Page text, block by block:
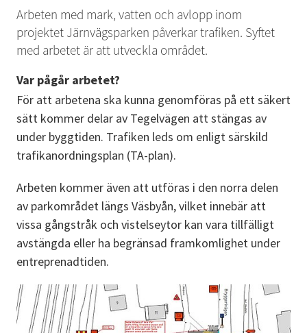
Arbeten med mark, vatten och avlopp inom
projektet Järnvägsparken påverkar trafiken. Syftet
med arbetet är att utveckla området.
Var pågår arbetet?
För att arbetena ska kunna genomföras på ett säkert
sätt kommer delar av Tegelvägen att stängas av
under byggtiden. Trafiken leds om enligt särskild
trafikanordningsplan (TA-plan).
Arbeten kommer även att utföras i den norra delen
av parkområdet längs Väsbyån, vilket innebär att
vissa gångstråk och vistelseytor kan vara tillfälligt
avstängda eller ha begränsad framkomlighet under
entreprenadtiden.